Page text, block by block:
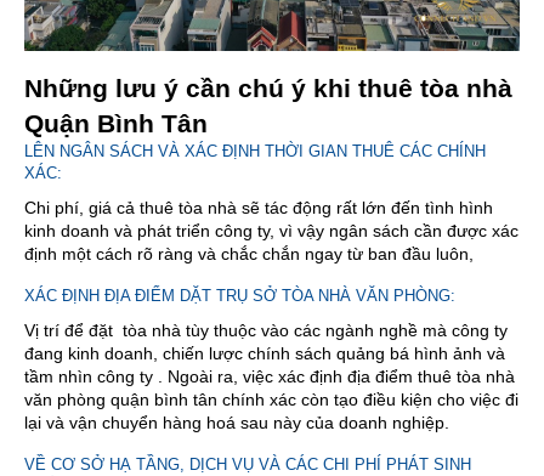
Những lưu ý cần chú ý khi thuê tòa nhà
Quận Bình Tân
LÊN NGÂN SÁCH VÀ XÁC ĐỊNH THỜI GIAN THUÊ CÁC CHÍNH
XÁC:
Chi phí, giá cả thuê tòa nhà sẽ tác động rất lớn đến tình hình
kinh doanh và phát triển công ty, vì vậy ngân sách cần được xác
định một cách rõ ràng và chắc chắn ngay từ ban đầu luôn,
XÁC ĐỊNH ĐỊA ĐIỂM DẶT TRỤ SỞ TÒA NHÀ VĂN PHÒNG:
Vị trí để đặt tòa nhà tùy thuộc vào các ngành nghề mà công ty
đang kinh doanh, chiến lược chính sách quảng bá hình ảnh và
tầm nhìn công ty . Ngoài ra, việc xác định địa điểm thuê tòa nhà
văn phòng quận bình tân chính xác còn tạo điều kiện cho việc đi
lại và vận chuyển hàng hoá sau này của doanh nghiệp.
VỀ CƠ SỞ HẠ TẦNG, DỊCH VỤ VÀ CÁC CHI PHÍ PHÁT SINH